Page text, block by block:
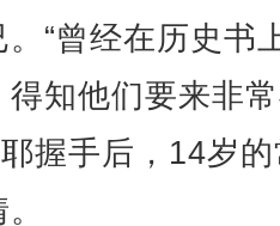
“曾经在历史书
知他们要来非
握手后，14岁